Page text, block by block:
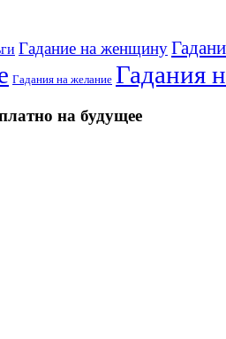
Гадание на женщину
Гадания на желание Гадания
на будущее